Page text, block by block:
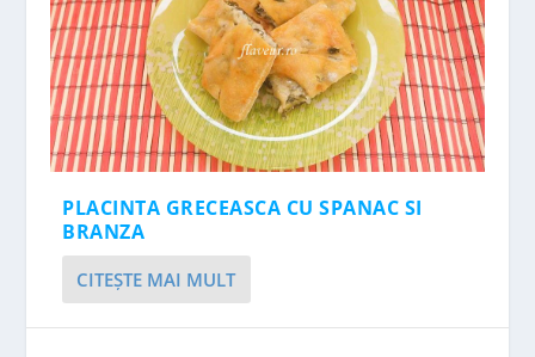
PLACINTA GRECEASCA CU SPANAC SI
BRANZA
CITEŞTE MAI MULT